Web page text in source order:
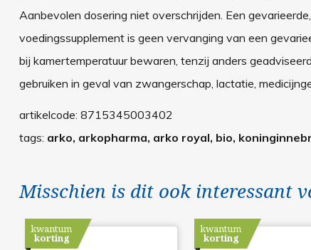
Aanbevolen dosering niet overschrijden. Een
voedingssupplement is geen vervanging van een
bij kamertemperatuur bewaren, tenzij anders
gebruiken in geval van zwangerschap, lactatie,
artikelcode: 8715345003402
tags: arko, arkopharma, arko royal, bio,
Misschien is dit ook interessant
kwantum
korting
kwantum
korting